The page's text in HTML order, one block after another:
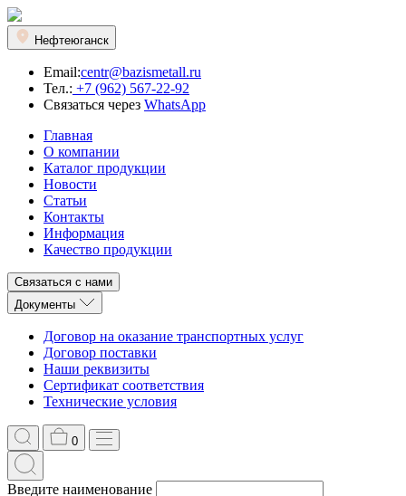
Нефтеюганск
Email:centr@bazismetall.ru
Тел.: +7 (962) 567-22-92
Связаться через WhatsApp
Главная
О компании
Каталог продукции
Новости
Статьи
Контакты
Информация
Качество продукции
Связаться с нами
Документы
Договор на оказание транспортных услуг
Договор поставки
Наши реквизиты
Сертификат соответствия
Технические условия
0
Введите наименование